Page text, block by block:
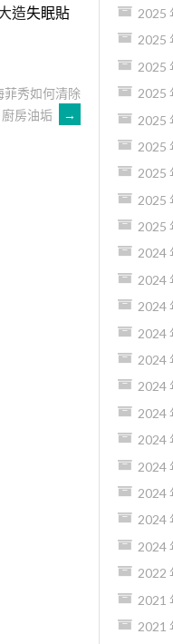
造失眠貼
菲秀如何清除
廚房油垢
→
2025
2025
2025
2025
2025
2025
2025
2025
2025
2024
2024
2024
2024
2024
2024
2024
2024
2024
2024
2024
2024
2022
2021
2021